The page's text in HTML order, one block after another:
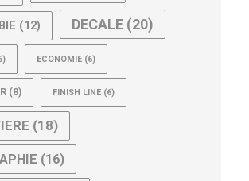
(12) DECALE (20)
ECONOMIE (6)
(8) FINISH LINE (6)
(18)
(16)